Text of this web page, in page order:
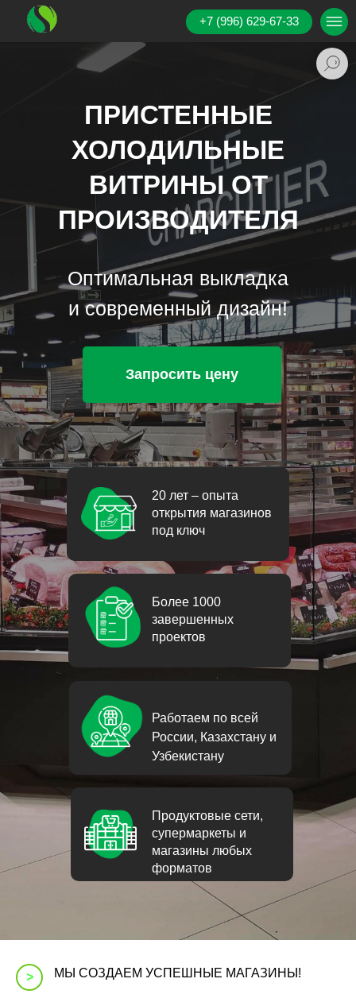
+7 (996) 629-67-33
ПРИСТЕННЫЕ
ХОЛОДИЛЬНЫЕ
ВИТРИНЫ ОТ
ПРОИЗВОДИТЕЛЯ
Оптимальная выкладка
и современный дизайн!
Запросить цену
20 лет – опыта
открытия магазинов
под ключ
Работаем по всей
России, Казахстану и
Узбекистану
Более 1000
завершенных
проектов
Продуктовые сети,
супермаркеты и
магазины любых
форматов
> МЫ СОЗДАЕМ УСПЕШНЫЕ МАГАЗИНЫ!